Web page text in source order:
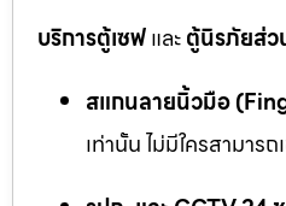
บริการตู้เซฟและตู้นิรภัยส่
สแกนลายนิ้วมือ
เท่านั้น ไม่มีใครสามารถ